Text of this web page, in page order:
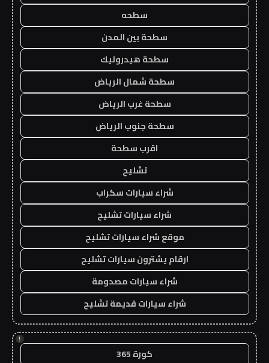
سطحه
سطحة بين المدن
سطحة هيدروليك
سطحة شمال الرياض
سطحة غرب الرياض
سطحة جنوب الرياض
اقرب سطحة
تشليح
شراء سيارات سكراب
شراء سيارات تشليح
موقع شراء سيارات تشليح
ارقام يشترون سيارات تشليح
شراء سيارات مصدومة
شراء سيارات قديمة تشليح
!
كورة 365